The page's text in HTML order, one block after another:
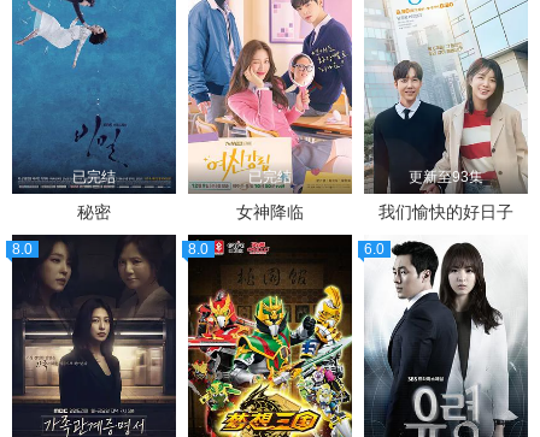
已完结
秘密
已完结
女神降临
更新至93集
我们愉快的好日子
8.0 8.0 6.0